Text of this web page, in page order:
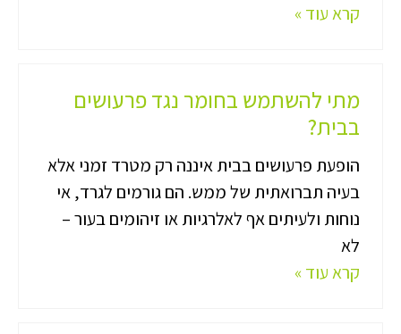
קרא עוד »
מתי להשתמש בחומר נגד פרעושים
בבית?
הופעת פרעושים בבית איננה רק מטרד זמני אלא
בעיה תברואתית של ממש. הם גורמים לגרד, אי
נוחות ולעיתים אף לאלרגיות או זיהומים בעור –
לא
קרא עוד »